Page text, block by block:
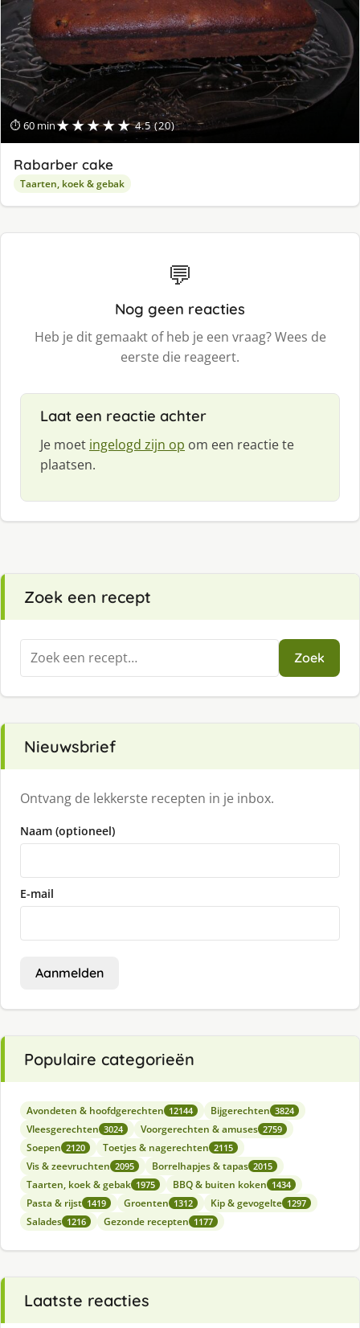
⏱ 60 min★★★★★ 4.5 (20)
Rabarber cake
Taarten, koek & gebak
💬
Nog geen reacties
Heb je dit gemaakt of heb je een vraag? Wees de
eerste die reageert.
Laat een reactie achter
Je moet ingelogd zijn op om een reactie te
plaatsen.
Zoek een recept
Zoeken
naar:
Zoek
Nieuwsbrief
Ontvang de lekkerste recepten in je inbox.
Naam (optioneel)
E-mail
Aanmelden
Populaire categorieën
Avondeten & hoofdgerechten 12144 Bijgerechten 3824
Vleesgerechten 3024 Voorgerechten & amuses 2759
Soepen 2120 Toetjes & nagerechten 2115
Vis & zeevruchten 2095 Borrelhapjes & tapas 2015
Taarten, koek & gebak 1975 BBQ & buiten koken 1434
Pasta & rijst 1419 Groenten 1312 Kip & gevogelte 1297
Salades 1216 Gezonde recepten 1177
Laatste reacties